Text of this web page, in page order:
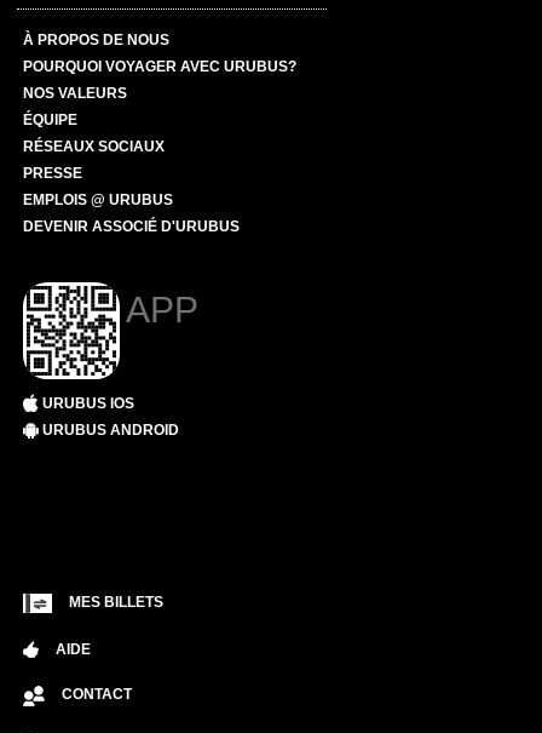
À PROPOS DE NOUS
POURQUOI VOYAGER AVEC URUBUS?
NOS VALEURS
ÉQUIPE
RÉSEAUX SOCIAUX
PRESSE
EMPLOIS @ URUBUS
DEVENIR ASSOCIÉ D'URUBUS
APP
URUBUS IOS
URUBUS ANDROID
MES BILLETS
AIDE
CONTACT